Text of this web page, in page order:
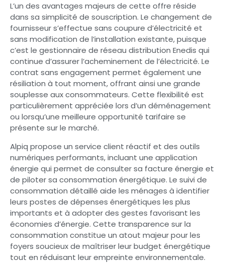
L’un des avantages majeurs de cette offre réside
dans sa simplicité de souscription. Le changement de
fournisseur s’effectue sans coupure d’électricité et
sans modification de l’installation existante, puisque
c’est le gestionnaire de réseau distribution Enedis qui
continue d’assurer l’acheminement de l’électricité. Le
contrat sans engagement permet également une
résiliation à tout moment, offrant ainsi une grande
souplesse aux consommateurs. Cette flexibilité est
particulièrement appréciée lors d’un déménagement
ou lorsqu’une meilleure opportunité tarifaire se
présente sur le marché.
Alpiq propose un service client réactif et des outils
numériques performants, incluant une application
énergie qui permet de consulter sa facture énergie et
de piloter sa consommation énergétique. Le suivi de
consommation détaillé aide les ménages à identifier
leurs postes de dépenses énergétiques les plus
importants et à adopter des gestes favorisant les
économies d’énergie. Cette transparence sur la
consommation constitue un atout majeur pour les
foyers soucieux de maîtriser leur budget énergétique
tout en réduisant leur empreinte environnementale.